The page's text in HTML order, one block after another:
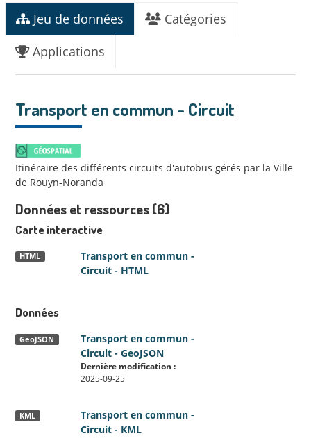
Jeu de données
Catégories
Applications
Transport en commun - Circuit
Itinéraire des différents circuits d'autobus gérés par la Ville
de Rouyn-Noranda
Données et ressources (6)
Carte interactive
Transport en commun -
Circuit - HTML
HTML
Données
Transport en commun -
Circuit - GeoJSON
GeoJSON
Dernière modification :
2025-09-25
Transport en commun -
Circuit - KML
KML